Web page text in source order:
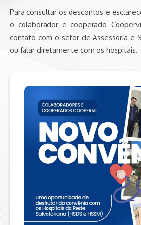
Para consultar os descontos e
o colaborador e cooperado
contato com o setor de Assessoria e
ou falar diretamente com os hospitais.